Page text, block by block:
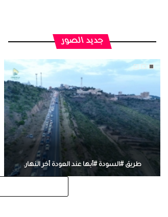
جديد الصور
طريق #السودة #أبها عند العودة أخر النهار.